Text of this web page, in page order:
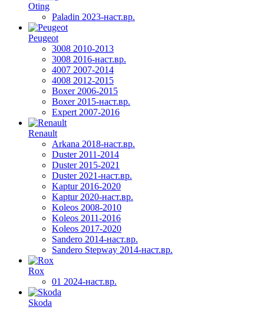
Oting
Paladin 2023-наст.вр.
Peugeot
3008 2010-2013
3008 2016-наст.вр.
4007 2007-2014
4008 2012-2015
Boxer 2006-2015
Boxer 2015-наст.вр.
Expert 2007-2016
Renault
Arkana 2018-наст.вр.
Duster 2011-2014
Duster 2015-2021
Duster 2021-наст.вр.
Kaptur 2016-2020
Kaptur 2020-наст.вр.
Koleos 2008-2010
Koleos 2011-2016
Koleos 2017-2020
Sandero 2014-наст.вр.
Sandero Stepway 2014-наст.вр.
Rox
01 2024-наст.вр.
Skoda